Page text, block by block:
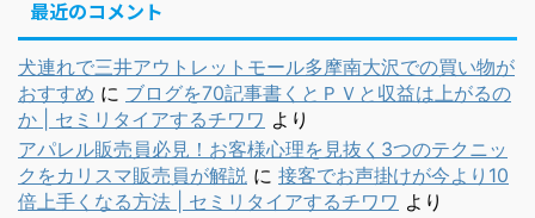
最近のコメント
犬連れで三井アウトレットモール多摩南大沢での買い物が
おすすめ に ブログを70記事書くとＰＶと収益は上がるの
か | セミリタイアするチワワ より
アパレル販売員必見！お客様心理を見抜く3つのテクニッ
クをカリスマ販売員が解説 に 接客でお声掛けが今より10
倍上手くなる方法 | セミリタイアするチワワ より